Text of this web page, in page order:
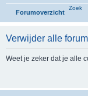
Forumoverzicht
Zoek
Verwijder alle
Weet je zeker dat je alle